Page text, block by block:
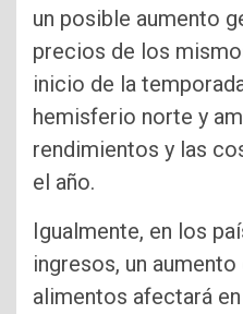
un posible aumento
precios de los
inicio de la
hemisferio norte y
rendimientos y las
el año.
Igualmente, en los
ingresos, un
alimentos afectará